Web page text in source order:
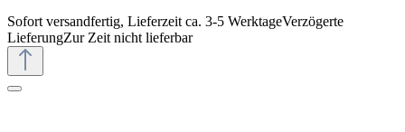
Sofort versandfertig, Lieferzeit ca. 3-5 WerktageVerzögerte
LieferungZur Zeit nicht lieferbar